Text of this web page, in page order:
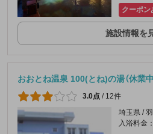
クーポン
施設情報を
おおとね温泉 100(とね)の湯（休業中
3.0点 / 12件
埼玉県 /
入浴料金